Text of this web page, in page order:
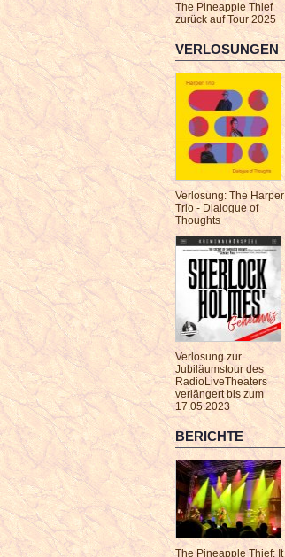
The Pineapple Thief
zurück auf Tour 2025
VERLOSUNGEN
Verlosung: The Harper
Trio - Dialogue of
Thoughts
Verlosung zur
Jubiläumstour des
RadioLiveTheaters
verlängert bis zum
17.05.2023
BERICHTE
The Pineapple Thief: It